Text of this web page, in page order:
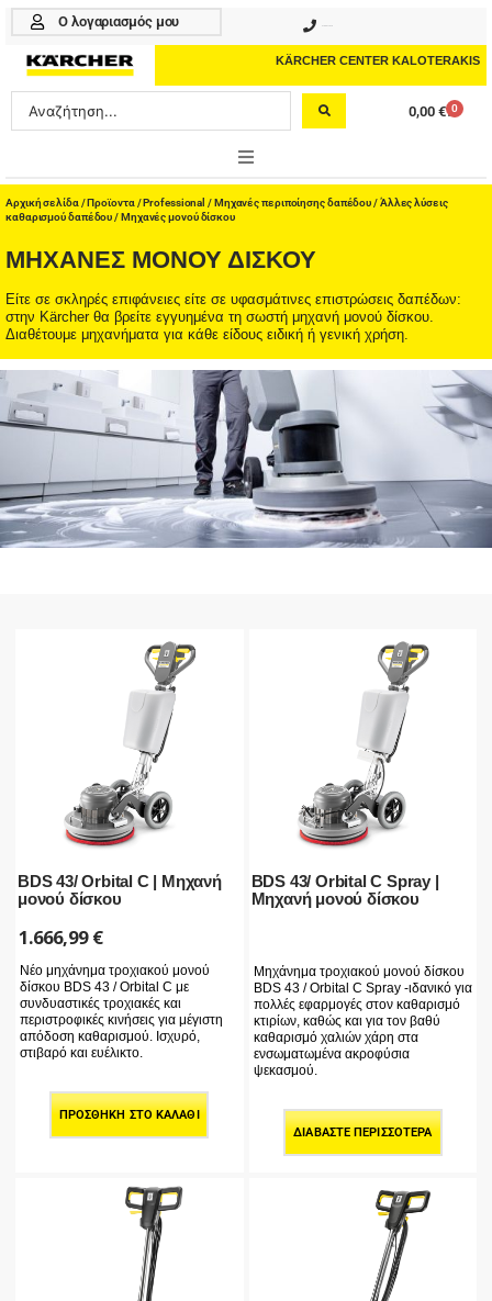
Μετάβαση
περιεχόμενο
Ο λογαριασμός μου
KÄRCHER CENTER KALOTERAKIS
Search
...
0,00 € 0
Cart
ONLINE SHOP
PROFESSIONAL
ΑΞΕΣΟΥΑΡ
ΚΑΘΑΡΙΣΤΙΚΑ
ΥΠΗΡΕΣΙΕΣ-ΝΕΑ-ΛΥΣΕΙΣ
Αρχική σελίδα /Προϊοντα /Professional /Μηχανές περιποίησης δαπέδου/Άλλες λύσεις
καθαρισμού δαπέδου/ Μηχανές μονού δίσκου
ΜΗΧΑΝΈΣ ΜΟΝΟΎ ΔΊΣΚΟΥ
Είτε σε σκληρές επιφάνειες είτε σε υφασμάτινες επιστρώσεις δαπέδων:
στην Kärcher θα βρείτε εγγυημένα τη σωστή μηχανή μονού δίσκου.
Διαθέτουμε μηχανήματα για κάθε είδους ειδική ή γενική χρήση.
BDS 43/ Orbital C | Μηχανή
μονού δίσκου
1.666,99€
Νέο μηχάνημα τροχιακού μονού
δίσκου BDS 43 / Orbital C με
συνδυαστικές τροχιακές και
περιστροφικές κινήσεις για μέγιστη
απόδοση καθαρισμού. Ισχυρό,
στιβαρό και ευέλικτο.
ΠΡΟΣΘΉΚΗ ΣΤΟ ΚΑΛΆΘΙ
BDS 43/ Orbital C Spray |
Μηχανή μονού δίσκου
Μηχάνημα τροχιακού μονού δίσκου
BDS 43 / Orbital C Spray -ιδανικό για
πολλές εφαρμογές στον καθαρισμό
κτιρίων, καθώς και για τον βαθύ
καθαρισμό χαλιών χάρη στα
ενσωματωμένα ακροφύσια
ψεκασμού.
ΔΙΑΒΆΣΤΕ ΠΕΡΙΣΣΌΤΕΡΑ